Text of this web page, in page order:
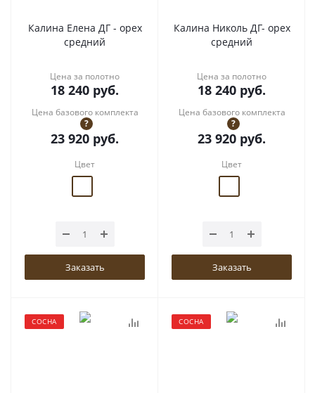
Калина Елена ДГ - орех
средний
Цена за полотно
18 240 руб.
Цена базового комплекта
?
23 920 руб.
Цвет
Заказать
Калина Николь ДГ- орех
средний
Цена за полотно
18 240 руб.
Цена базового комплекта
?
23 920 руб.
Цвет
Заказать
СОСНА СОСНА